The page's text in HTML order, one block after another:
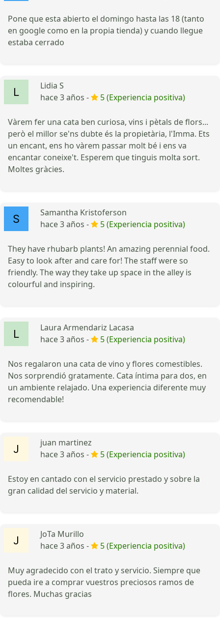
Pone que esta abierto el domingo hasta las 18 (tanto
en google como en la propia tienda) y cuando llegue
estaba cerrado
Lidia S
hace 3 años -
5 (Experiencia positiva)
Vàrem fer una cata ben curiosa, vins i pètals de flors...
però el millor se'ns dubte és la propietària, l'Imma. Ets
un encant, ens ho vàrem passar molt bé i ens va
encantar coneixe't. Esperem que tinguis molta sort.
Moltes gràcies.
Samantha Kristoferson
hace 3 años -
5 (Experiencia positiva)
They have rhubarb plants! An amazing perennial food.
Easy to look after and care for! The staff were so
friendly. The way they take up space in the alley is
colourful and inspiring.
Laura Armendariz Lacasa
hace 3 años -
5 (Experiencia positiva)
Nos regalaron una cata de vino y flores comestibles.
Nos sorprendió gratamente. Cata íntima para dos, en
un ambiente relajado. Una experiencia diferente muy
recomendable!
juan martinez
hace 3 años -
5 (Experiencia positiva)
Estoy en cantado con el servicio prestado y sobre la
gran calidad del servicio y material.
JoTa Murillo
hace 3 años -
5 (Experiencia positiva)
Muy agradecido con el trato y servicio. Siempre que
pueda ire a comprar vuestros preciosos ramos de
flores. Muchas gracias